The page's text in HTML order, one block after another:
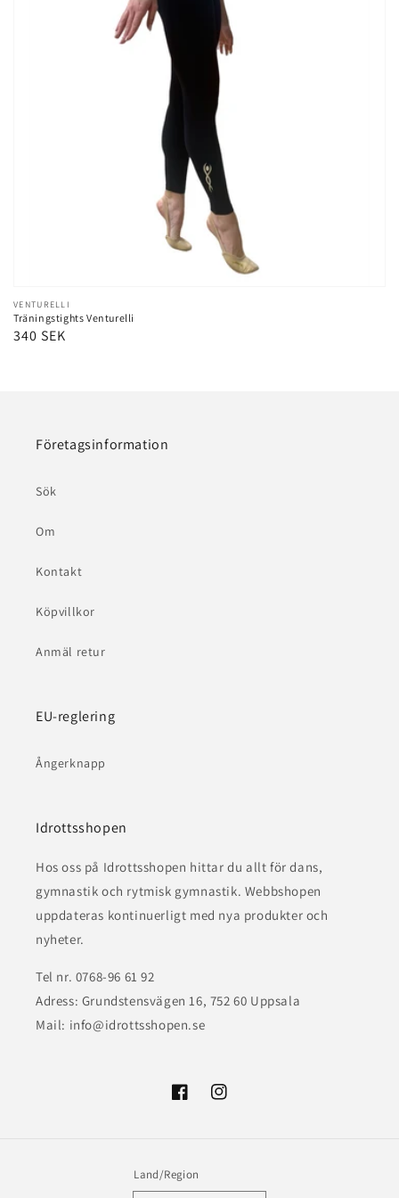
Leverantör:
VENTURELLI
Träningstights Venturelli
Ordinarie
340 SEK
Företagsinformation
Sök
Om
Kontakt
Köpvillkor
Anmäl retur
EU-reglering
Ångerknapp
Idrottsshopen
Hos oss på Idrottsshopen hittar du allt för dans,
gymnastik och rytmisk gymnastik. Webbshopen
uppdateras kontinuerligt med nya produkter och
nyheter.
Tel nr. 0768-96 61 92
Adress: Grundstensvägen 16, 752 60 Uppsala
Mail: info@idrottsshopen.se
FacebookInstagram
Land/Region